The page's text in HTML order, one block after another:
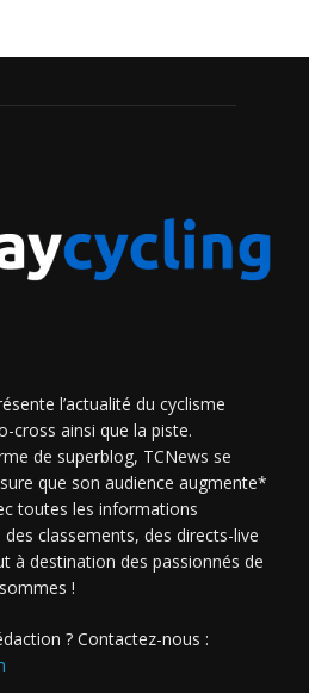
l’actualité du cyclisme
cross ainsi que la piste.
de superblog, TCNews se
que son audience augmente*
toutes les informations
classements, des directs-live
à destination des passionnés de
!
? Contactez-nous :